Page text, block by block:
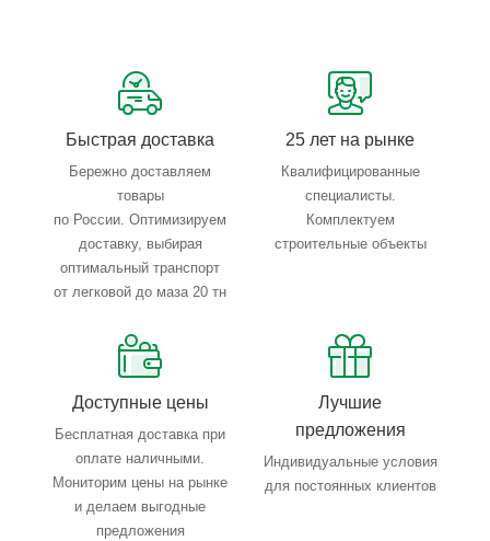
Тройной весовой контроль: въезд, погрузка, выезд
Быстрая доставка
Бережно доставляем
товары
по России. Оптимизируем
доставку, выбирая
оптимальный транспорт
от легковой до маза 20 тн
25 лет на рынке
Квалифицированные
специалисты.
Комплектуем
строительные объекты
Доступные цены
Бесплатная доставка при
оплате наличными.
Мониторим цены на рынке
и делаем выгодные
предложения
Лучшие
предложения
Индивидуальные условия
для постоянных клиентов